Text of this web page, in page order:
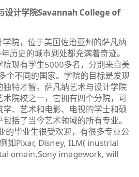
设计学院Savannah College of
院，位于美国佐治亚州的萨凡纳
历史的城市到处都充满着奇迹。
院现有学生5000多名，分别来自美
个不同的国家。学院的目标是发现
特才智。萨凡纳艺术与设计学院
院校之一，它拥有四个分院，可
学、艺术和电影、电视的学士和硕
括了当今艺术领域的所有专业。
的毕业生很受欢迎，有很多专业公
如Pixar, Disney, ILM( inustrial
omain,Sony imagework, will